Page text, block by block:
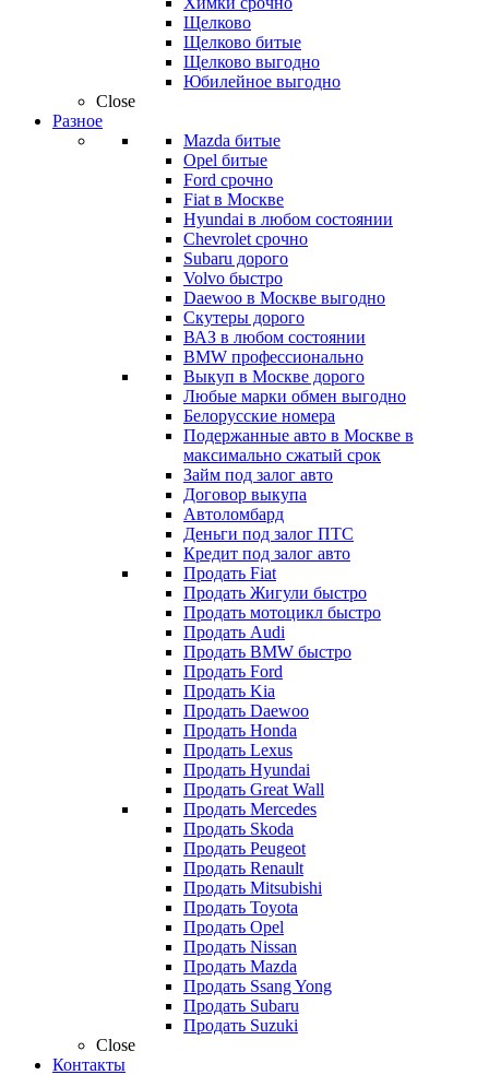
Щелково
Щелково битые
Щелково выгодно
Юбилейное выгодно
Close
Разное
Mazda битые
Opel битые
Ford срочно
Fiat в Москве
Hyundai в любом состоянии
Chevrolet срочно
Subaru дорого
Volvo быстро
Daewoo в Москве выгодно
Скутеры дорого
ВАЗ в любом состоянии
BMW профессионально
Выкуп в Москве дорого
Любые марки обмен выгодно
Белорусские номера
Подержанные авто в Москве в
максимально сжатый срок
Займ под залог авто
Договор выкупа
Автоломбард
Деньги под залог ПТС
Кредит под залог авто
Продать Fiat
Продать Жигули быстро
Продать мотоцикл быстро
Продать Audi
Продать BMW быстро
Продать Ford
Продать Kia
Продать Daewoo
Продать Honda
Продать Lexus
Продать Hyundai
Продать Great Wall
Продать Mercedes
Продать Skoda
Продать Peugeot
Продать Renault
Продать Mitsubishi
Продать Toyota
Продать Opel
Продать Nissan
Продать Mazda
Продать Ssang Yong
Продать Subaru
Продать Suzuki
Close
Контакты